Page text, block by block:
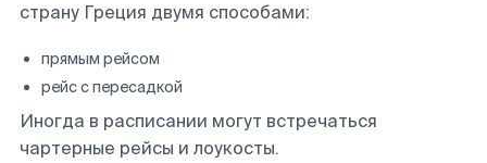
страну Греция двумя способами:
прямым рейсом
рейс с пересадкой
Иногда в расписании могут встречаться
чартерные рейсы и лоукосты.